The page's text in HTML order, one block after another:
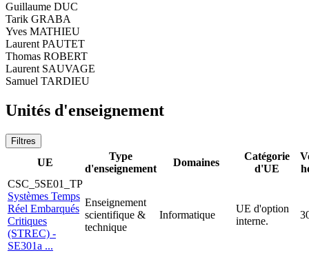
Guillaume DUC
Tarik GRABA
Yves MATHIEU
Laurent PAUTET
Thomas ROBERT
Laurent SAUVAGE
Samuel TARDIEU
Unités d'enseignement
Filtres
UE
Type
d'enseignement
Domaines
Catégorie
d'UE
CSC_5SE01_TP
Systèmes Temps
Réel Embarqués
Critiques
(STREC) -
SE301a ...
Enseignement
scientifique &
technique
Informatique
UE d'option
interne.